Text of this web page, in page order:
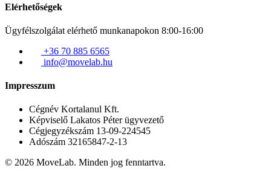
Elérhetőségek
Ügyfélszolgálat elérhető munkanapokon 8:00-16:00
+36 70 885 6565
info@movelab.hu
Impresszum
Cégnév Kortalanul Kft.
Képviselő Lakatos Péter ügyvezető
Cégjegyzékszám 13-09-224545
Adószám 32165847-2-13
© 2026 MoveLab. Minden jog fenntartva.